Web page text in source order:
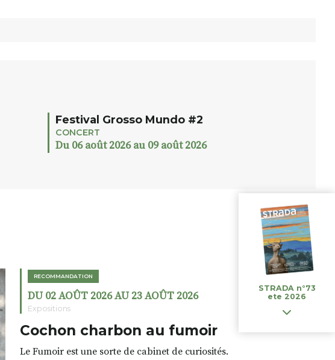
Festival Grosso Mundo #2
CONCERT
Du 06 août 2026 au 09 août 2026
RECOMMANDATION
DU 02 AOÛT 2026 AU 23 AOÛT 2026
Expositions
Cochon charbon au fumoir
Le Fumoir est une sorte de cabinet de curiosités.
STRADA n°73
ete 2026